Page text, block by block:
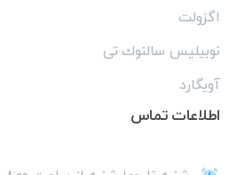
اگزولت
نوبیلیس سالنوك تى
آویگارد
اطلاعات تماس